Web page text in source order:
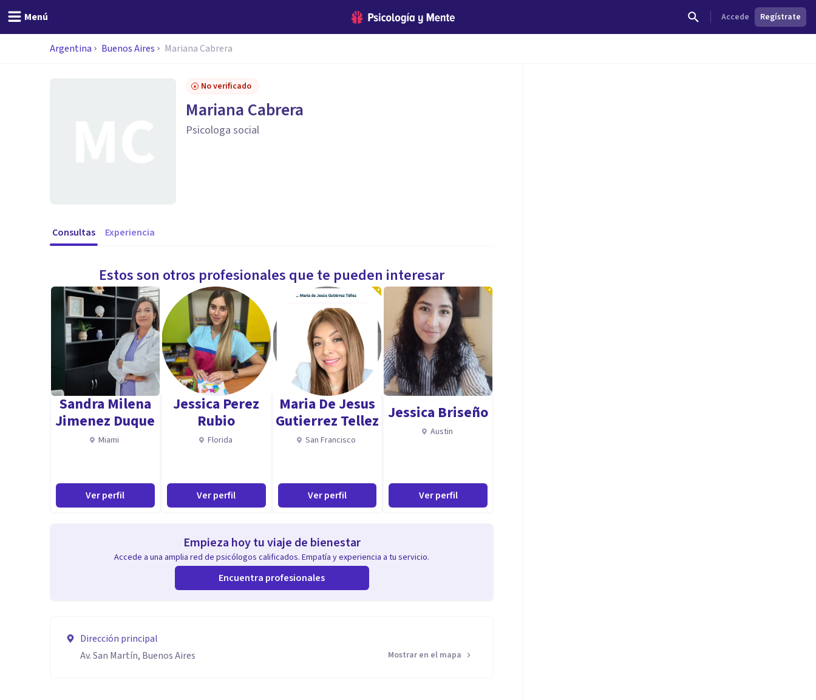
Menú Accede Regístrate
Argentina Buenos Aires Mariana Cabrera
No verificado
Mariana Cabrera
Psicologa social
Consultas Experiencia
Estos son otros profesionales que te pueden interesar
Sandra Milena
Jimenez Duque
Miami
Ver perfil
Jessica Perez
Rubio
Florida
Ver perfil
Maria De Jesus
Gutierrez Tellez
San Francisco
Ver perfil
Jessica Briseño
Austin
Ver perfil
Empieza hoy tu viaje de bienestar
Accede a una amplia red de psicólogos calificados. Empatía y experiencia a tu servicio.
Encuentra profesionales
Dirección principal
Av. San Martín, Buenos Aires
Mostrar en el mapa